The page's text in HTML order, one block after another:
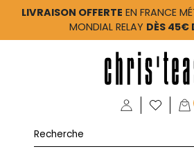
LIVRAISON OFFERTE EN FRANCE
MONDIAL RELAY DÈS 45€